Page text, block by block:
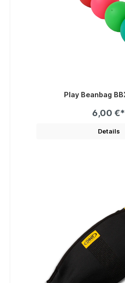
Play Beanbag
6,00 €*
Details